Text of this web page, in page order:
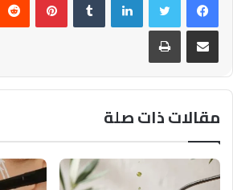
مشاركة عبر البريد طباعة
مقالات ذات صلة